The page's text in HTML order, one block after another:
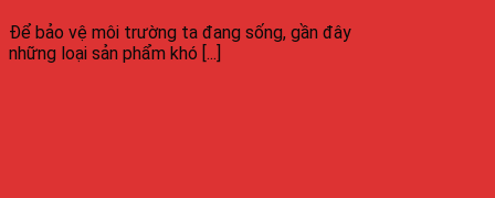
Để bảo vệ môi trường ta đang sống, gần đây
những loại sản phẩm khó [...]